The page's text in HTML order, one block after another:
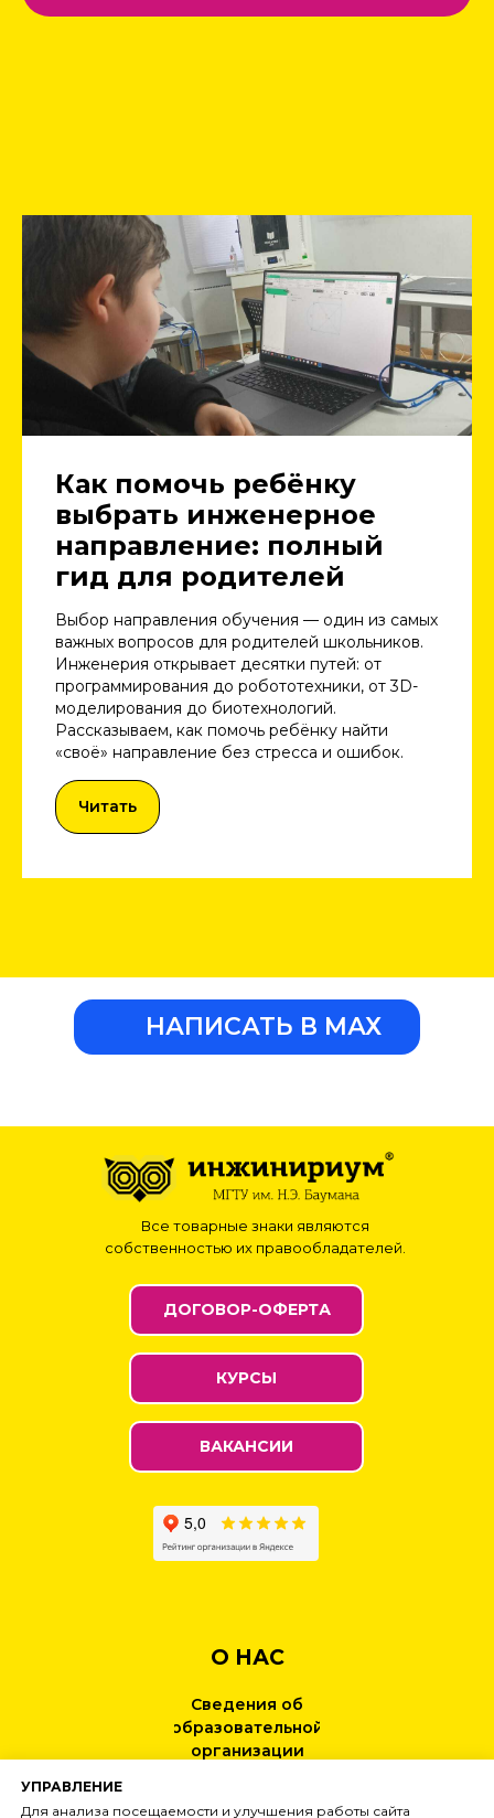
Как помочь ребёнку
выбрать инженерное
направление: полный
гид для родителей
Выбор направления обучения — один из самых
важных вопросов для родителей школьников.
Инженерия открывает десятки путей: от
программирования до робототехники, от 3D-
моделирования до биотехнологий.
Рассказываем, как помочь ребёнку найти
«своё» направление без стресса и ошибок.
Читать
НАПИСАТЬ В МАХ
Все товарные знаки являются
собственностью их правообладателей.
О НАС
ВАКАНСИИ
КУРСЫ
Сведения об
образовательной
организации
ДОГОВОР-ОФЕРТА
УПРАВЛЕНИЕ
Для анализа посещаемости и улучшения работы сайта